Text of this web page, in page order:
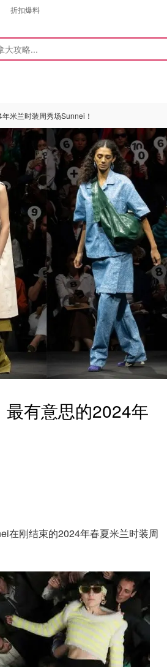
折扣爆料
米兰时装周秀场Sunnei！
有意思的2024年
在刚结束的2024年春夏米兰时装周